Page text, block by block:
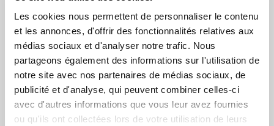
Les cookies nous permettent de personnaliser le contenu
et les annonces, d'offrir des fonctionnalités relatives aux
médias sociaux et d'analyser notre trafic. Nous
partageons également des informations sur l'utilisation de
notre site avec nos partenaires de médias sociaux, de
publicité et d'analyse, qui peuvent combiner celles-ci
avec d'autres informations que vous leur avez fournies
ou qu'ils ont collectées lors de votre utilisation de leurs
1 Commentaire
Thierry L
30 octobre 2007 à 9h10
Pas étonnant que ça attire les médias ce genre
d’édition « libre » qui permet de publier son livre en